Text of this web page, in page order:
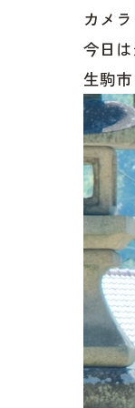
カメ
今日
生駒